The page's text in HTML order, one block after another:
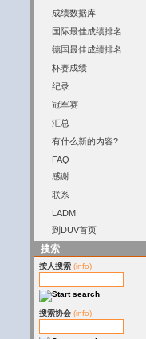
成绩数据库
国际最佳成绩排名
德国最佳成绩排名
杯赛成绩
纪录
冠军赛
汇总
有什么新的内容?
FAQ
感谢
联系
LADM
到DUV首页
搜索
按人搜索 (info)
搜索协会 (info)